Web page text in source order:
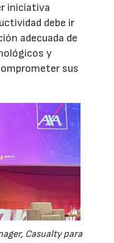
iniciativa
debe ir
adecuada de
y
sus
Casualty para